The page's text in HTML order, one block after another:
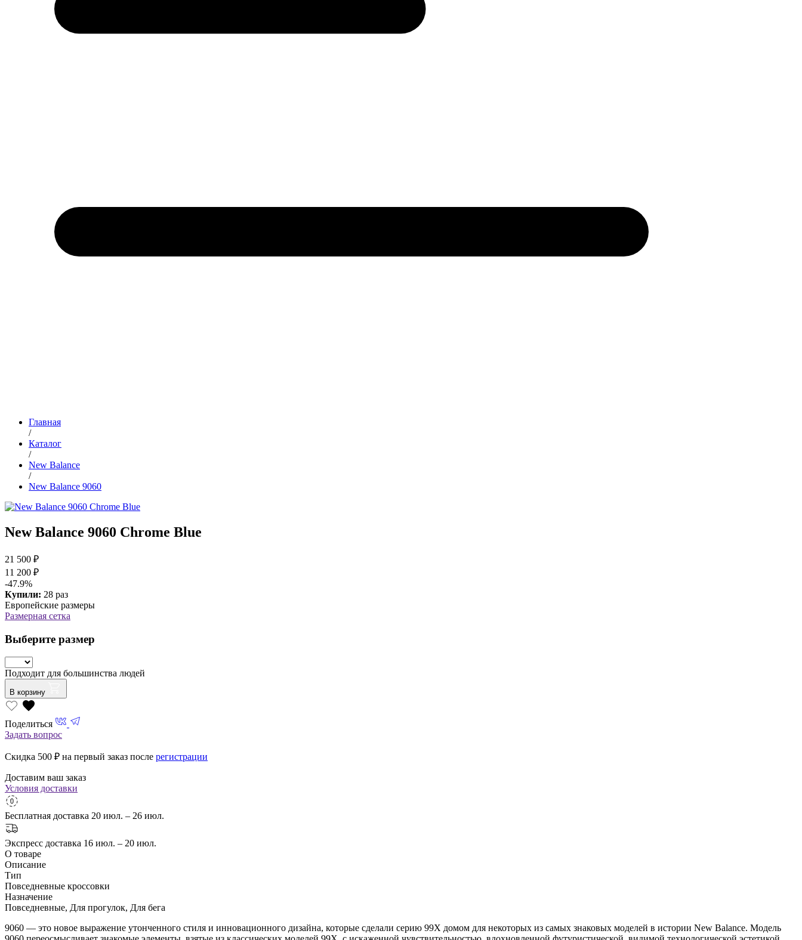
Главная
/
Каталог
/
New Balance
/
New Balance 9060
New Balance 9060 Chrome Blue
21 500 ₽
11 200 ₽
-47.9%
Купили: 28 раз
Европейские размеры
Размерная сетка
Выберите размер
Подходит для большинства людей
В корзину
Поделиться
Задать вопрос
Скидка 500 ₽ на первый заказ после регистрации
Доставим ваш заказ
Условия доставки
Бесплатная доставка 20 июл. – 26 июл.
Экспресс доставка 16 июл. – 20 июл.
О товаре
Описание
Тип
Повседневные кроссовки
Назначение
Повседневные, Для прогулок, Для бега
9060 — это новое выражение утонченного стиля и инновационного дизайна, которые сделали серию 99X домом для некоторых из самых знаковых моделей в истории New Balance. Модель